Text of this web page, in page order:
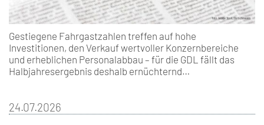
Gestiegene Fahrgastzahlen treffen auf hohe
Investitionen, den Verkauf wertvoller Konzernbereiche
und erheblichen Personalabbau – für die GDL fällt das
Halbjahresergebnis deshalb ernüchternd…
24.07.2026